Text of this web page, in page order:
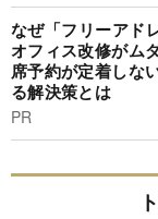
なぜ「フリーアド
オフィス改修がム
席予約が定着しな
る解決策とは
PR